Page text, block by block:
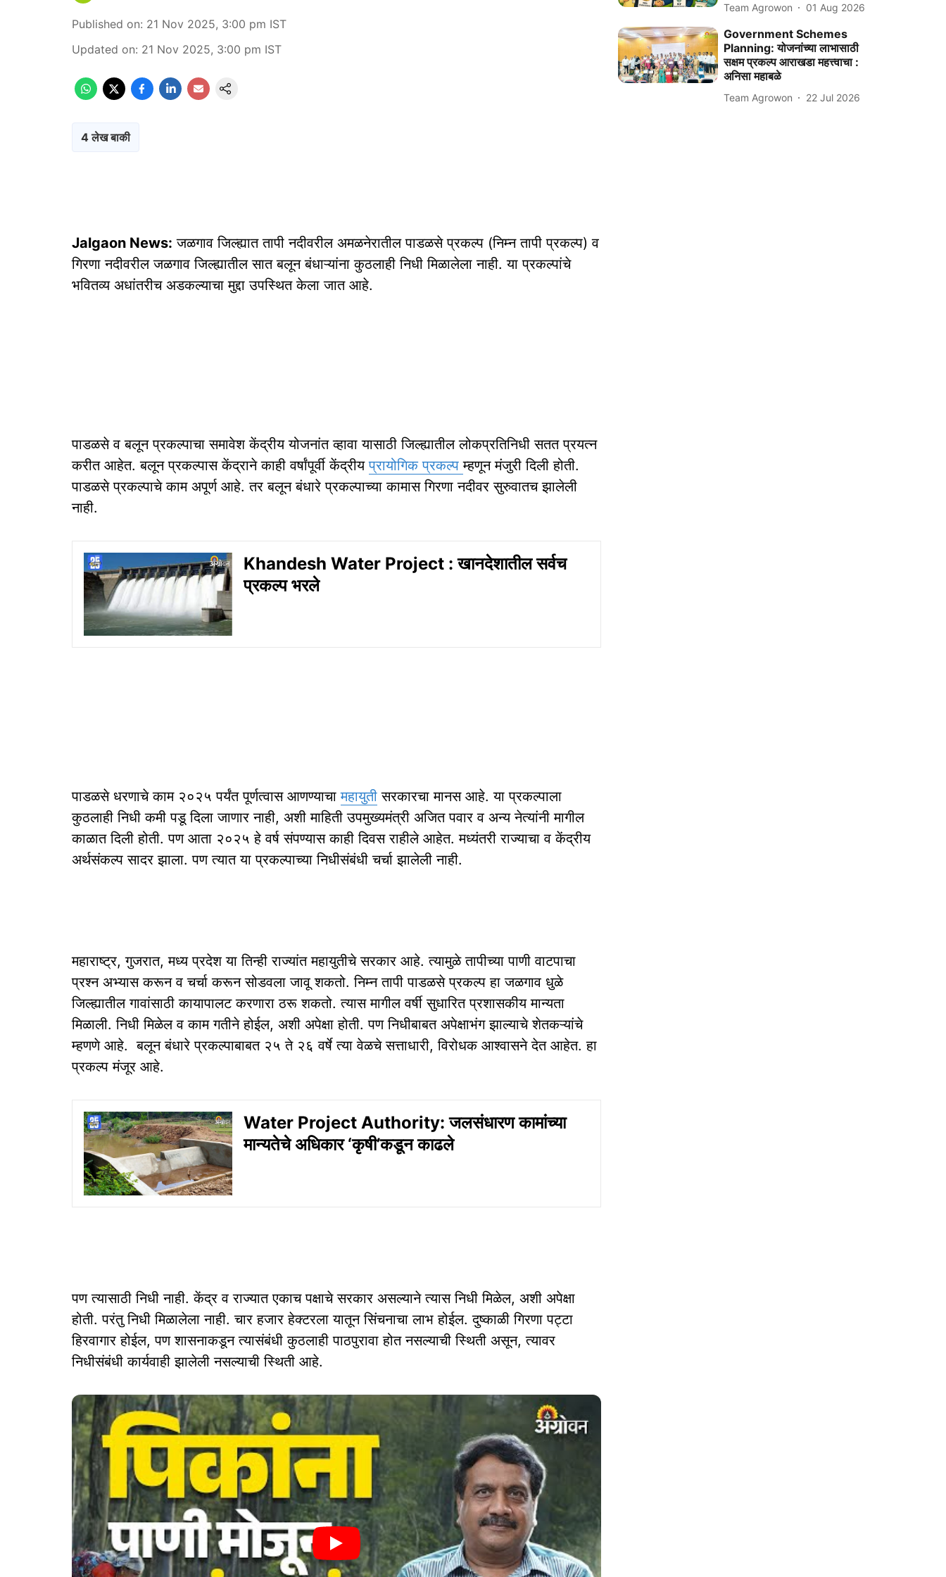
Published on: 21 Nov 2025, 3:00 pm IST
Updated on: 21 Nov 2025, 3:00 pm IST
4 लेख बाकी
Jalgaon News: जळगाव जिल्ह्यात तापी नदीवरील अमळनेरातील पाडळसे प्रकल्प (निम्न तापी प्रकल्प) व
गिरणा नदीवरील जळगाव जिल्ह्यातील सात बलून बंधाऱ्यांना कुठलाही निधी मिळालेला नाही. या प्रकल्पांचे
भवितव्य अधांतरीच अडकल्याचा मुद्दा उपस्थित केला जात आहे.
पाडळसे व बलून प्रकल्पाचा समावेश केंद्रीय योजनांत व्हावा यासाठी जिल्ह्यातील लोकप्रतिनिधी सतत प्रयत्न
करीत आहेत. बलून प्रकल्पास केंद्राने काही वर्षांपूर्वी केंद्रीयप्रायोगिक प्रकल्पम्हणून मंजुरी दिली होती.
पाडळसे प्रकल्पाचे काम अपूर्ण आहे. तर बलून बंधारे प्रकल्पाच्या कामास गिरणा नदीवर सुरुवातच झालेली
नाही.
Khandesh Water Project : खानदेशातील सर्वच
प्रकल्प भरले
पाडळसे धरणाचे काम २०२५ पर्यंत पूर्णत्वास आणण्याचामहायुती सरकारचा मानस आहे. या प्रकल्पाला
कुठलाही निधी कमी पडू दिला जाणार नाही, अशी माहिती उपमुख्यमंत्री अजित पवार व अन्य नेत्यांनी मागील
काळात दिली होती. पण आता २०२५ हे वर्ष संपण्यास काही दिवस राहीले आहेत. मध्यंतरी राज्याचा व केंद्रीय
अर्थसंकल्प सादर झाला. पण त्यात या प्रकल्पाच्या निधीसंबंधी चर्चा झालेली नाही.
महाराष्ट्र, गुजरात, मध्य प्रदेश या तिन्ही राज्यांत महायुतीचे सरकार आहे. त्यामुळे तापीच्या पाणी वाटपाचा
प्रश्न अभ्यास करून व चर्चा करून सोडवला जावू शकतो. निम्न तापी पाडळसे प्रकल्प हा जळगाव धुळे
जिल्ह्यातील गावांसाठी कायापालट करणारा ठरू शकतो. त्यास मागील वर्षी सुधारित प्रशासकीय मान्यता
मिळाली. निधी मिळेल व काम गतीने होईल, अशी अपेक्षा होती. पण निधीबाबत अपेक्षाभंग झाल्याचे शेतकऱ्यांचे
म्हणणे आहे. बलून बंधारे प्रकल्पाबाबत २५ ते २६ वर्षे त्या वेळचे सत्ताधारी, विरोधक आश्वासने देत आहेत. हा
प्रकल्प मंजूर आहे.
Water Project Authority: जलसंधारण कामांच्या
मान्यतेचे अधिकार ‘कृषी’कडून काढले
पण त्यासाठी निधी नाही. केंद्र व राज्यात एकाच पक्षाचे सरकार असल्याने त्यास निधी मिळेल, अशी अपेक्षा
होती. परंतु निधी मिळालेला नाही. चार हजार हेक्टरला यातून सिंचनाचा लाभ होईल. दुष्काळी गिरणा पट्टा
हिरवागार होईल, पण शासनाकडून त्यासंबंधी कुठलाही पाठपुरावा होत नसल्याची स्थिती असून, त्यावर
निधीसंबंधी कार्यवाही झालेली नसल्याची स्थिती आहे.
Team Agrowon 01 Aug 2026
Government Schemes
Planning: योजनांच्या लाभासाठी
सक्षम प्रकल्प आराखडा महत्त्वाचा :
अनिसा महाबळे
Team Agrowon 22 Jul 2026